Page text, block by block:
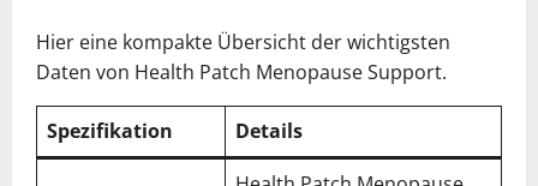
Hier eine kompakte Übersicht der wichtigsten
Daten von Health Patch Menopause Support.
Spezifikation Details